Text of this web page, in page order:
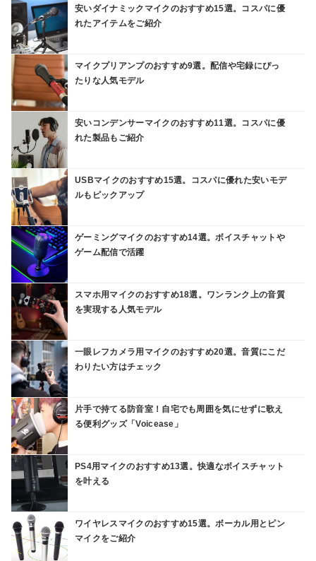
安いダイナミックマイクのおすすめ15選。コスパに優
れたアイテムをご紹介
マイクプリアンプのおすすめ9選。配信や宅録にぴっ
たりな人気モデル
安いコンデンサーマイクのおすすめ11選。コスパに優
れた製品もご紹介
USBマイクのおすすめ15選。コスパに優れた安いモデ
ルもピックアップ
ゲーミングマイクのおすすめ14選。ボイスチャットや
ゲーム配信で活躍
スマホ用マイクのおすすめ18選。ワンランク上の音質
を実現する人気モデル
一眼レフカメラ用マイクのおすすめ20選。音質にこだ
わりたい方はチェック
片手で持てる防音室！自宅でも周囲を気にせずに歌え
る便利グッズ「Voicease」
PS4用マイクのおすすめ13選。快適なボイスチャット
を叶える
ワイヤレスマイクのおすすめ15選。ボーカル用とピン
マイクをご紹介